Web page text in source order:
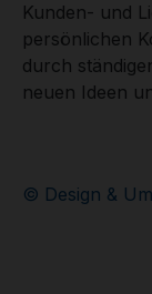
Kunden- und
persönlichen
durch
neuen Ideen
© Design &